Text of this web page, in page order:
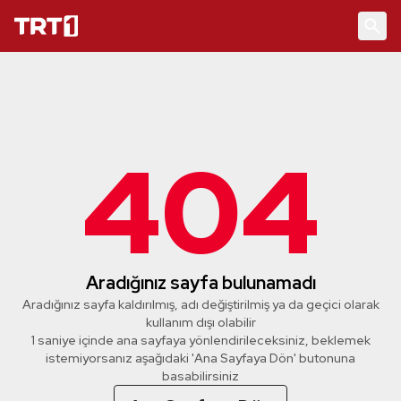
404
Aradığınız sayfa bulunamadı
Aradığınız sayfa kaldırılmış, adı değiştirilmiş ya da geçici olarak
kullanım dışı olabilir
1 saniye içinde ana sayfaya yönlendirileceksiniz, beklemek
istemiyorsanız aşağıdaki 'Ana Sayfaya Dön' butonuna
basabilirsiniz